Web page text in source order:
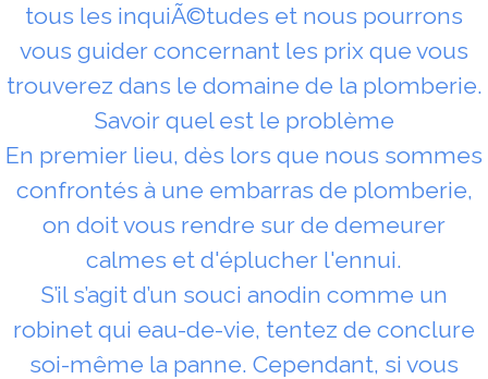
tous les inquiÃ©tudes et nous pourrons
vous guider concernant les prix que vous
trouverez dans le domaine de la plomberie.
Savoir quel est le problème
En premier lieu, dès lors que nous sommes
confrontés à une embarras de plomberie,
on doit vous rendre sur de demeurer
calmes et d'éplucher l'ennui.
S’il s’agit d’un souci anodin comme un
robinet qui eau-de-vie, tentez de conclure
soi-même la panne. Cependant, si vous